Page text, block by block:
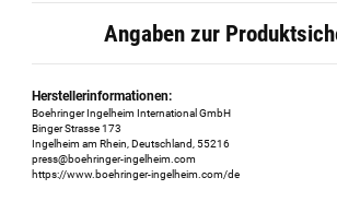
Angaben zur
Herstellerinformationen:
Boehringer Ingelheim International GmbH
Binger Strasse 173
Ingelheim am Rhein, Deutschland, 55216
press@boehringer-ingelheim.com
https://www.boehringer-ingelheim.com/de